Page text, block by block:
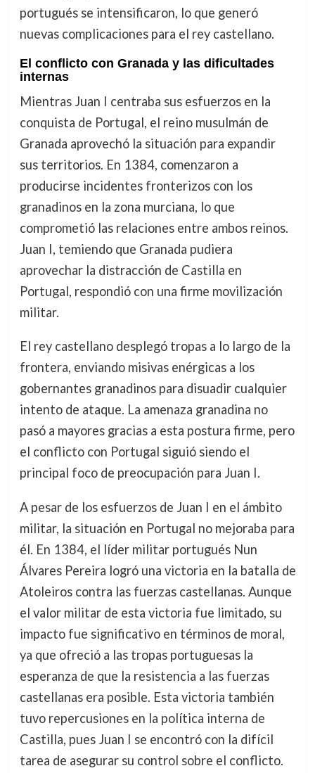
portugués se intensificaron, lo que generó
nuevas complicaciones para el rey castellano.
El conflicto con Granada y las dificultades
internas
Mientras Juan I centraba sus esfuerzos en la
conquista de Portugal, el reino musulmán de
Granada aprovechó la situación para expandir
sus territorios. En 1384, comenzaron a
producirse incidentes fronterizos con los
granadinos en la zona murciana, lo que
comprometió las relaciones entre ambos reinos.
Juan I, temiendo que Granada pudiera
aprovechar la distracción de Castilla en
Portugal, respondió con una firme movilización
militar.
El rey castellano desplegó tropas a lo largo de la
frontera, enviando misivas enérgicas a los
gobernantes granadinos para disuadir cualquier
intento de ataque. La amenaza granadina no
pasó a mayores gracias a esta postura firme, pero
el conflicto con Portugal siguió siendo el
principal foco de preocupación para Juan I.
A pesar de los esfuerzos de Juan I en el ámbito
militar, la situación en Portugal no mejoraba para
él. En 1384, el líder militar portugués Nun
Álvares Pereira logró una victoria en la batalla de
Atoleiros contra las fuerzas castellanas. Aunque
el valor militar de esta victoria fue limitado, su
impacto fue significativo en términos de moral,
ya que ofreció a las tropas portuguesas la
esperanza de que la resistencia a las fuerzas
castellanas era posible. Esta victoria también
tuvo repercusiones en la política interna de
Castilla, pues Juan I se encontró con la difícil
tarea de asegurar su control sobre el conflicto.